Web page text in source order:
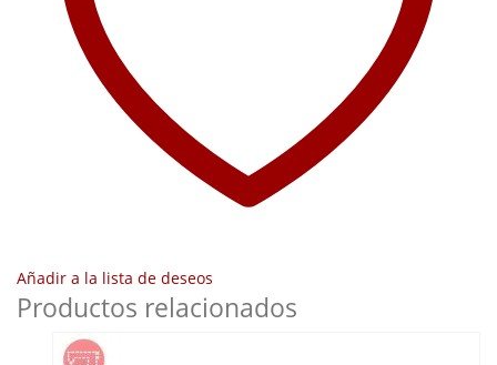
Añadir a la lista de deseos
Productos relacionados